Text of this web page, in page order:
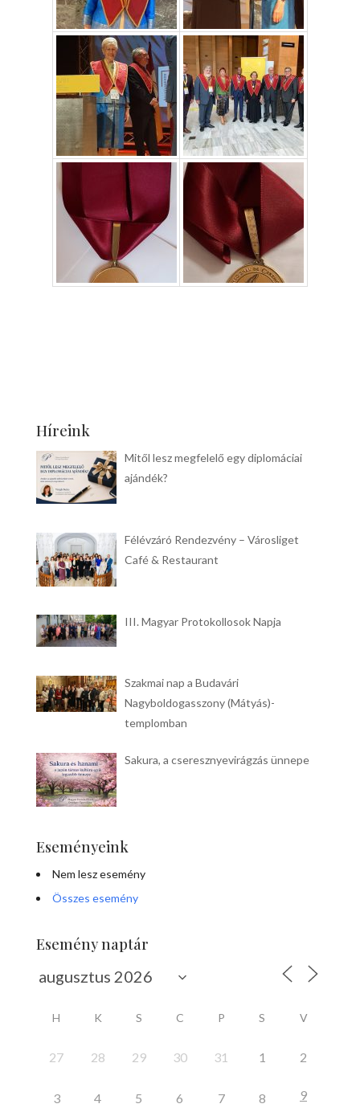
Híreink
Mitől lesz megfelelő egy diplomáciai
ajándék?
Félévzáró Rendezvény – Városliget
Café & Restaurant
III. Magyar Protokollosok Napja
Szakmai nap a Budavári
Nagyboldogasszony (Mátyás)-
templomban
Sakura, a cseresznyevirágzás ünnepe
Eseményeink
Nem lesz esemény
Összes esemény
Esemény naptár
H K S C P S V
27 28 29 30 31 1 2
3 4 5 6 7 8 9